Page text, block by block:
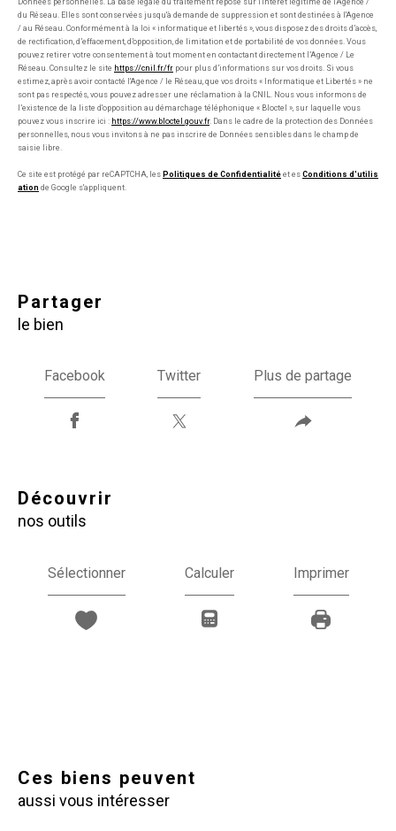
du Réseau. Elles sont conservées jusqu'à demande de suppression et sont destinées à l'Agence
/ au Réseau. Conformément à la loi « informatique et libertés », vous disposez des droits d’accès,
de rectification, d’effacement, d’opposition, de limitation et de portabilité de vos données. Vous
pouvez retirer votre consentement à tout moment en contactant directement l’Agence / Le
Réseau. Consultez le site https://cnil.fr/fr pour plus d’informations sur vos droits. Si vous
estimez, après avoir contacté l'Agence / le Réseau, que vos droits « Informatique et Libertés » ne
sont pas respectés, vous pouvez adresser une réclamation à la CNIL. Nous vous informons de
l’existence de la liste d'opposition au démarchage téléphonique « Bloctel », sur laquelle vous
pouvez vous inscrire ici : https://www.bloctel.gouv.fr. Dans le cadre de la protection des Données
personnelles, nous vous invitons à ne pas inscrire de Données sensibles dans le champ de
saisie libre.
Ce site est protégé par reCAPTCHA, les Politiques de Confidentialité et es Conditions d'utilis
ation de Google s'appliquent.
partager
le bien
Facebook Twitter Plus de partage
découvrir
nos outils
Sélectionner Calculer Imprimer
Ces biens peuvent
aussi vous intéresser